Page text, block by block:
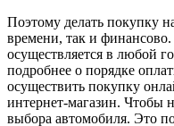
Поэтому делать покупку
времени, так и финансово.
осуществляется в любой
подробнее о порядке
осуществить покупку
интернет-магазин. Чтобы
выбора автомобиля. Это